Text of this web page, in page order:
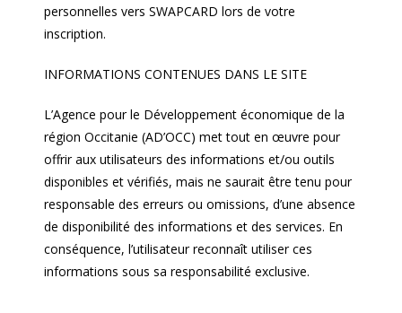
personnelles vers SWAPCARD lors de votre
inscription.
INFORMATIONS CONTENUES DANS LE SITE
L’Agence pour le Développement économique de la
région Occitanie (AD’OCC) met tout en œuvre pour
offrir aux utilisateurs des informations et/ou outils
disponibles et vérifiés, mais ne saurait être tenu pour
responsable des erreurs ou omissions, d’une absence
de disponibilité des informations et des services. En
conséquence, l’utilisateur reconnaît utiliser ces
informations sous sa responsabilité exclusive.